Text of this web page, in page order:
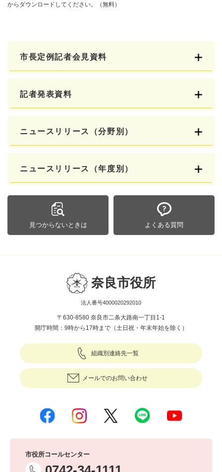
からダウンロードしてください。（無料）
市長定例記者会見資料
記者発表資料
ニュースリリース（分野別）
ニュースリリース（年度別）
見つからないときは よくある質問
奈良市役所
法人番号4000020292010
〒630-8580 奈良市二条大路南一丁目1-1
開庁時間：9時から17時まで（土日祝・年末年始を除く）
組織別連絡先一覧
メールでのお問い合わせ
市役所コールセンター